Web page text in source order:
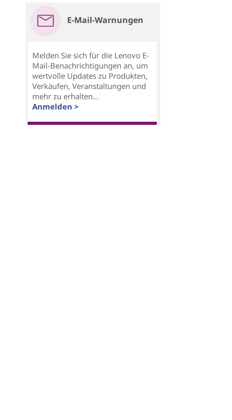
E-Mail-Warnungen
Melden Sie sich für die Lenovo E-
Mail-Benachrichtigungen an, um
wertvolle Updates zu Produkten,
Verkäufen, Veranstaltungen und
mehr zu erhalten...
Anmelden >